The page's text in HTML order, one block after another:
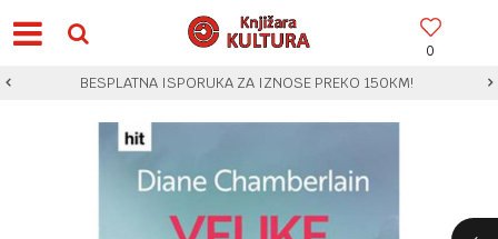
0
BESPLATNA ISPORUKA ZA IZNOSE PREKO 150KM!